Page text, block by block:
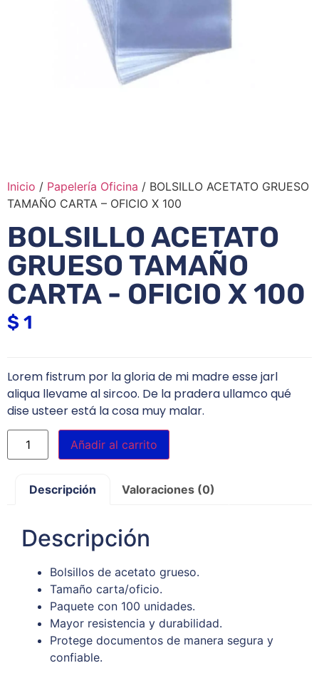
Inicio / Papelería Oficina / BOLSILLO ACETATO GRUESO
TAMAÑO CARTA – OFICIO X 100
BOLSILLO ACETATO
GRUESO TAMAÑO
CARTA - OFICIO X 100
$ 1
Lorem fistrum por la gloria de mi madre esse jarl
aliqua llevame al sircoo. De la pradera ullamco qué
dise usteer está la cosa muy malar.
Añadir al carrito
Descripción Valoraciones (0)
Descripción
Bolsillos de acetato grueso.
Tamaño carta/oficio.
Paquete con 100 unidades.
Mayor resistencia y durabilidad.
Protege documentos de manera segura y
confiable.